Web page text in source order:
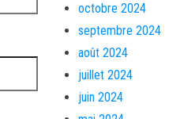
octobre 2024
septembre 2024
août 2024
juillet 2024
juin 2024